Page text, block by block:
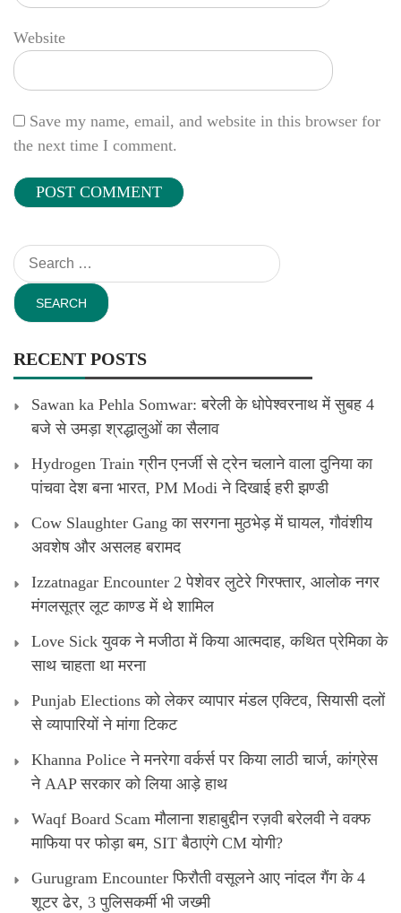
Website
Save my name, email, and website in this browser for
the next time I comment.
Search
for:
RECENT POSTS
Sawan ka Pehla Somwar: बरेली के धोपेश्वरनाथ में सुबह 4
बजे से उमड़ा श्रद्धालुओं का सैलाव
Hydrogen Train ग्रीन एनर्जी से ट्रेन चलाने वाला दुनिया का
पांचवा देश बना भारत, PM Modi ने दिखाई हरी झण्डी
Cow Slaughter Gang का सरगना मुठभेड़ में घायल, गौवंशीय
अवशेष और असलह बरामद
Izzatnagar Encounter 2 पेशेवर लुटेरे गिरफ्तार, आलोक नगर
मंगलसूत्र लूट काण्‍ड में थे शामिल
Love Sick युवक ने मजीठा में किया आत्मदाह, कथित प्रेमिका के
साथ चाहता था मरना
Punjab Elections को लेकर व्यापार मंडल एक्टिव, सियासी दलों
से व्यापारियों ने मांगा टिकट
Khanna Police ने मनरेगा वर्कर्स पर किया लाठी चार्ज, कांग्रेस
ने AAP सरकार को लिया आड़े हाथ
Waqf Board Scam मौलाना शहाबुद्दीन रज़वी बरेलवी ने वक्फ
माफिया पर फोड़ा बम, SIT बैठाएंगे CM योगी?
Gurugram Encounter फिरौती वसूलने आए नांदल गैंग के 4
शूटर ढेर, 3 पुलिसकर्मी भी जख्मी